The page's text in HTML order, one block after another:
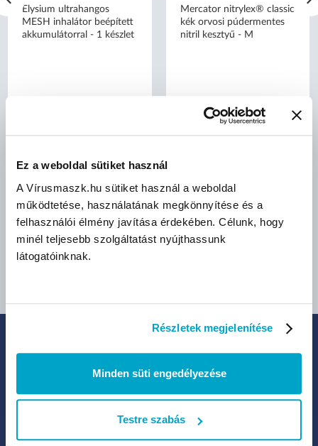
Ez a weboldal sütiket használ
A Vírusmaszk.hu sütiket használ a weboldal
működtetése, használatának megkönnyítése és a
felhasználói élmény javítása érdekében. Célunk, hogy
minél teljesebb szolgáltatást nyújthassunk
látogatóinknak.
Részletek megjelenítése
Minden süti engedélyezése
Testre szabás
Elysium ultrahangos
MESH inhalátor beépített
akkumulátorral - 1 készlet
15 290 Ft
Mercator nitrylex® classic
kék orvosi púdermentes
nitril kesztyű - M
Méret:
Legfrissebb termékek, akciók és eladások